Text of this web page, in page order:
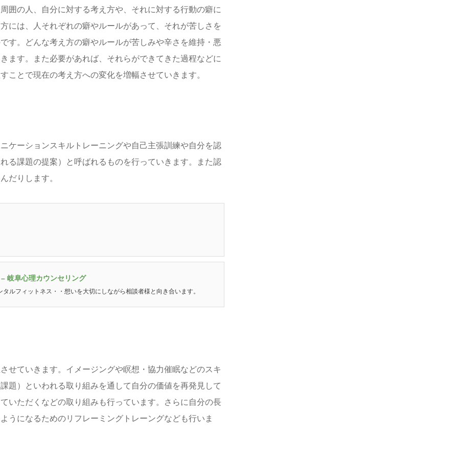
囲の人、自分に対する考え方や、それに対する行動の癖に
には、人それぞれの癖やルールがあって、それが苦しさを
す。どんな考え方の癖やルールが苦しみや辛さを維持・悪
ます。また必要があれば、それらができてきた過程などに
ことで現在の考え方への変化を増幅させていきます。
ケーションスキルトレーニングや自己主張訓練や自分を認
る課題の提案）と呼ばれるものを行っていきます。また認
だりします。
岐阜心理カウンセリング
ルフィットネス・・想いを大切にしながら相談者様と向き合います。
せていきます。イメージングや瞑想・協力催眠などのスキ
題）といわれる取り組みを通して自分の価値を再発見して
いただくなどの取り組みも行っています。さらに自分の長
うになるためのリフレーミングトレーングなども行いま